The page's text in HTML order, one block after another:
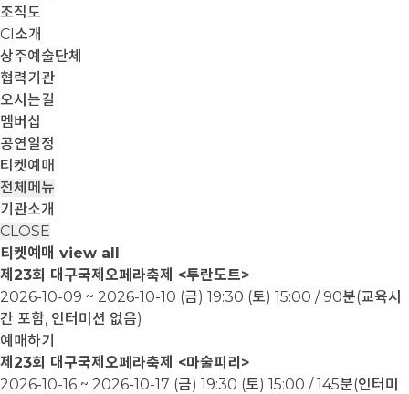
조직도
CI소개
상주예술단체
협력기관
오시는길
멤버십
공연일정
티켓예매
전체메뉴
기관소개
CLOSE
티켓예매 view all
제23회 대구국제오페라축제 <투란도트>
2026-10-09 ~ 2026-10-10 (금) 19:30 (토) 15:00 / 90분(교육시
간 포함, 인터미션 없음)
예매하기
제23회 대구국제오페라축제 <마술피리>
2026-10-16 ~ 2026-10-17 (금) 19:30 (토) 15:00 / 145분(인터미